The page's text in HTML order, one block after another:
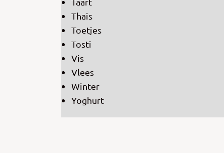
Thais
Toetjes
Tosti
Vis
Vlees
Winter
Yoghurt